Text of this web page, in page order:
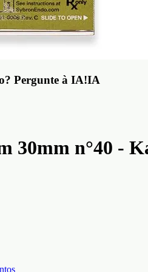
Pergunte à IA!IA
30mm n°40 -